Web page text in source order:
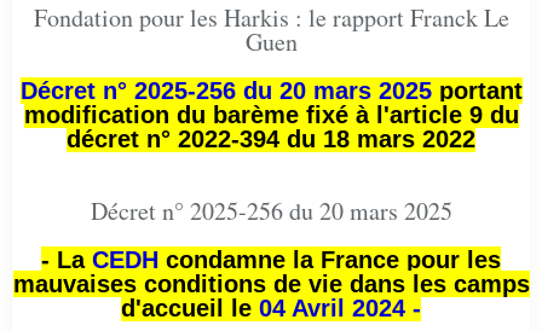
Fondation pour les Harkis : le rapport Franck Le
Guen
Décret n° 2025-256 du 20 mars 2025portant
modification du barème fixé à l'article 9 du
décret n° 2022-394 du 18 mars 2022
Décret n° 2025-256 du 20 mars 2025
- La CEDH condamne la France pour les
mauvaises conditions de vie dans les camps
d'accueil le 04 Avril 2024 -